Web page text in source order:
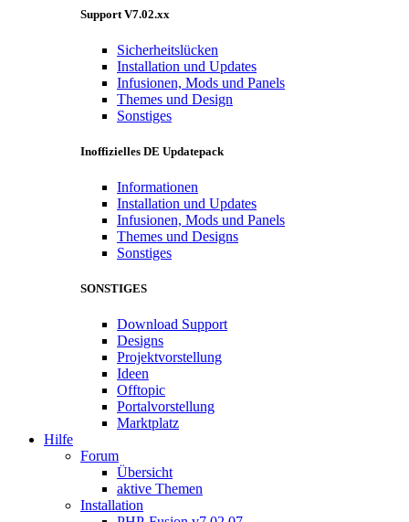
Support V7.02.xx
Sicherheitslücken
Installation und Updates
Infusionen, Mods und Panels
Themes und Design
Sonstiges
Inoffizielles DE Updatepack
Informationen
Installation und Updates
Infusionen, Mods und Panels
Themes und Designs
Sonstiges
SONSTIGES
Download Support
Designs
Projektvorstellung
Ideen
Offtopic
Portalvorstellung
Marktplatz
Hilfe
Forum
Übersicht
aktive Themen
Installation